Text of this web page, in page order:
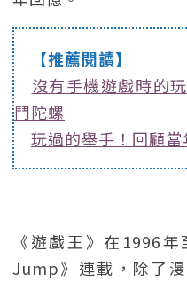
【推薦閱讀】
沒有手機遊戲時的
鬥陀螺
玩過的舉手！回顧
《遊戲王》在1996
Jump》連載，除了